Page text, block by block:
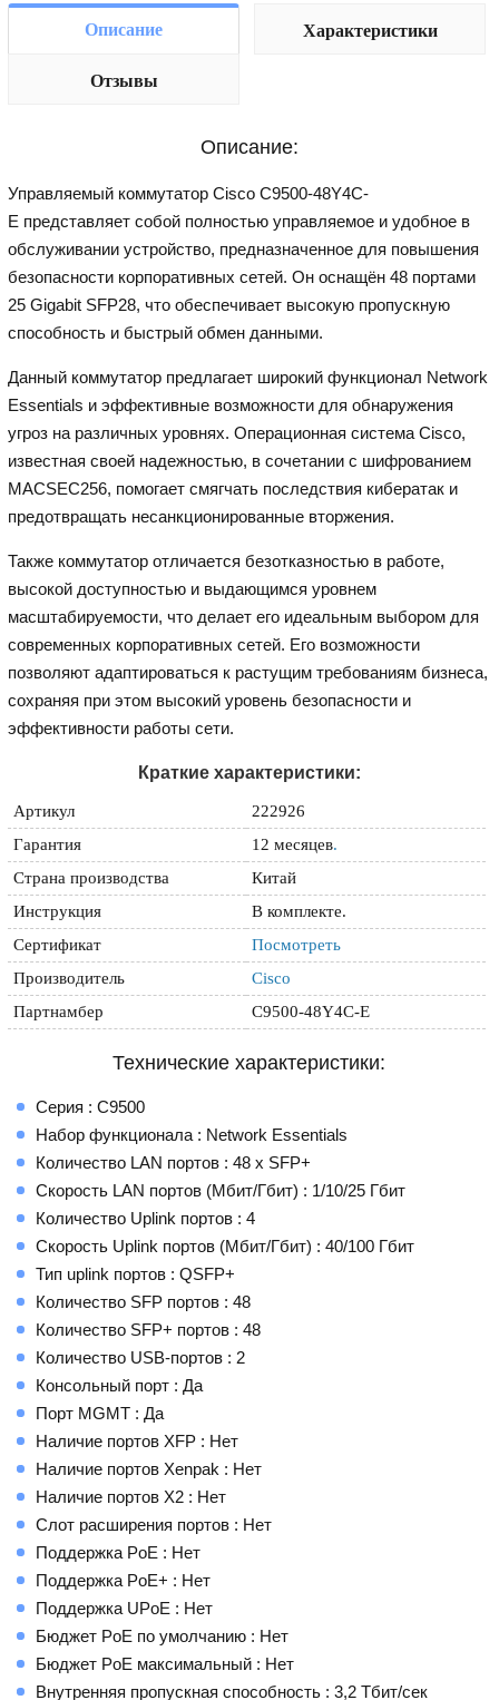
Описание Характеристики
Отзывы
Описание:
Управляемый коммутатор Cisco C9500-48Y4C-
E представляет собой полностью управляемое и удобное в
обслуживании устройство, предназначенное для повышения
безопасности корпоративных сетей. Он оснащён 48 портами
25 Gigabit SFP28, что обеспечивает высокую пропускную
способность и быстрый обмен данными.
Данный коммутатор предлагает широкий функционал Network
Essentials и эффективные возможности для обнаружения
угроз на различных уровнях. Операционная система Cisco,
известная своей надежностью, в сочетании с шифрованием
MACSEC256, помогает смягчать последствия кибератак и
предотвращать несанкционированные вторжения.
Также коммутатор отличается безотказностью в работе,
высокой доступностью и выдающимся уровнем
масштабируемости, что делает его идеальным выбором для
современных корпоративных сетей. Его возможности
позволяют адаптироваться к растущим требованиям бизнеса,
сохраняя при этом высокий уровень безопасности и
эффективности работы сети.
Краткие характеристики:
Артикул
222926
Гарантия
12 месяцев.
Страна производства
Китай
Инструкция
В комплекте.
Сертификат
Посмотреть
Производитель
Cisco
Партнамбер
C9500-48Y4C-E
Технические характеристики:
Серия : C9500
Набор функционала : Network Essentials
Количество LAN портов : 48 x SFP+
Скорость LAN портов (Мбит/Гбит) : 1/10/25 Гбит
Количество Uplink портов : 4
Скорость Uplink портов (Мбит/Гбит) : 40/100 Гбит
Тип uplink портов : QSFP+
Количество SFP портов : 48
Количество SFP+ портов : 48
Количество USB-портов : 2
Консольный порт : Да
Порт MGMT : Да
Наличие портов XFP : Нет
Наличие портов Xenpak : Нет
Наличие портов X2 : Нет
Слот расширения портов : Нет
Поддержка PoE : Нет
Поддержка PoE+ : Нет
Поддержка UPoE : Нет
Бюджет PoE по умолчанию : Нет
Бюджет PoE максимальный : Нет
Внутренняя пропускная способность : 3,2 Тбит/сек